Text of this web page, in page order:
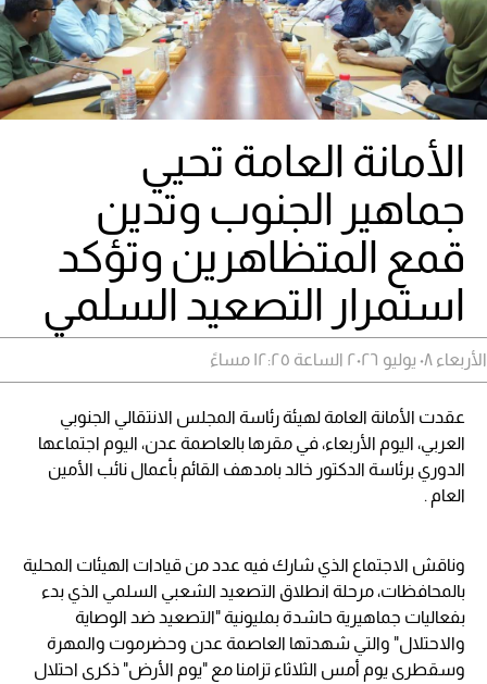
الأمانة العامة تحيي
جماهير الجنوب وتدين
قمع المتظاهرين وتؤكد
استمرار التصعيد السلمي
الأربعاء ٠٨ يوليو ٢٠٢٦ الساعة ١٢:٢٥ مساءً
عقدت الأمانة العامة لهيئة رئاسة المجلس الانتقالي الجنوبي
العربي، اليوم الأربعاء، في مقرها بالعاصمة عدن، اليوم اجتماعها
الدوري برئاسة الدكتور خالد بامدهف القائم بأعمال نائب الأمين
العام .
وناقش الاجتماع الذي شارك فيه عدد من قيادات الهيئات المحلية
بالمحافظات، مرحلة انطلاق التصعيد الشعبي السلمي الذي بدء
بفعاليات جماهيرية حاشدة بمليونية "التصعيد ضد الوصاية
والاحتلال" والتي شهدتها العاصمة عدن وحضرموت والمهرة
وسقطرى يوم أمس الثلاثاء تزامنا مع "يوم الأرض" ذكرى احتلال